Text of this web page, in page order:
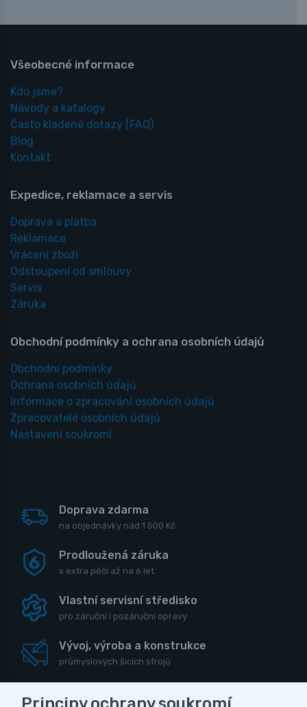
Všeobecné informace
Kdo jsme?
Návody a katalogy
Často kladené dotazy (FAQ)
Blog
Kontakt
Expedice, reklamace a servis
Doprava a platba
Reklamace
Vrácení zboží
Odstoupení od smlouvy
Servis
Záruka
Obchodní podmínky a ochrana osobních údajů
Obchodní podmínky
Ochrana osobních údajů
Informace o zpracování osobních údajů
Zpracovatelé osobních údajů
Nastavení soukromí
Doprava zdarma
na objednávky nad 1 500 Kč
Prodloužená záruka
s extra péčí až na 6 let
Vlastní servisní středisko
pro záruční i pozáruční opravy
Vývoj, výroba a konstrukce
průmyslových šicích strojů